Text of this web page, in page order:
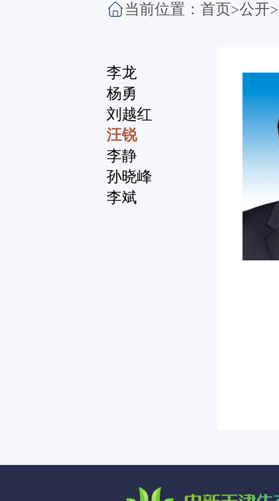
当前位置： 首页>公开>
李龙
杨勇
刘越红
汪锐
李静
孙晓峰
李斌